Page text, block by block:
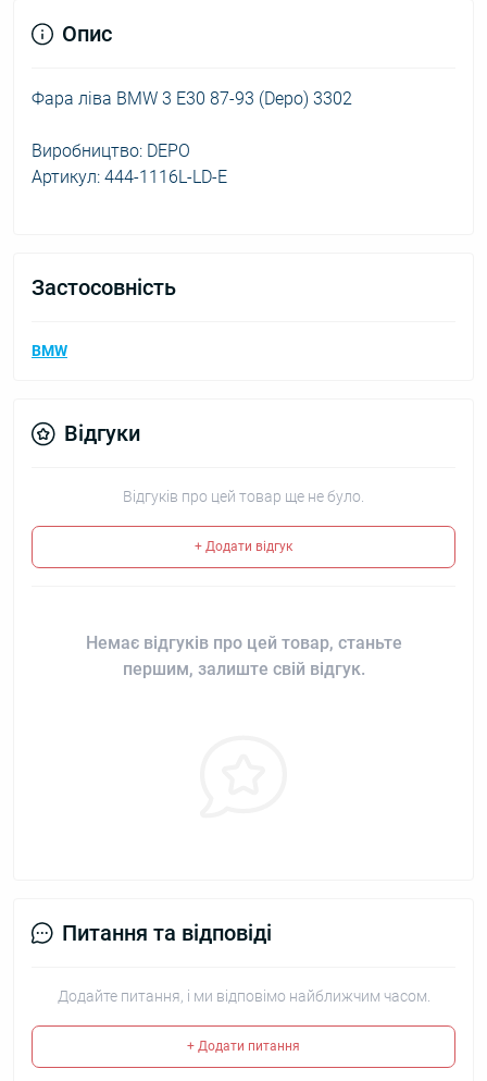
Опис
Фара ліва BMW 3 E30 87-93 (Depo) 3302
Виробництво: DEPO
Артикул: 444-1116L-LD-E
Застосовність
BMW
Відгуки
Відгуків про цей товар ще не було.
+ Додати відгук
Немає відгуків про цей товар, станьте
першим, залиште свій відгук.
Питання та відповіді
Додайте питання, і ми відповімо найближчим часом.
+ Додати питання